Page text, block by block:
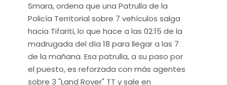
Smara, ordena que una Patrulla de la
Policía Territorial sobre 7 vehículos salga
hacia Tifariti, lo que hace a las 02:15 de la
madrugada del día 18 para llegar a las 7
de la mañana. Esa patrulla, a su paso por
el puesto, es reforzada con más agentes
sobre 3 "Land Rover" TT y sale en